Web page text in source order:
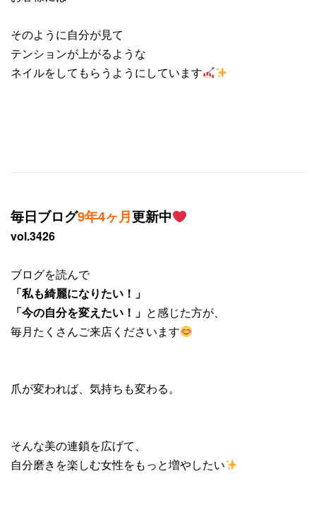
そのように自分が見て
テンションが上がるような
ネイルをしてもらうようにしています
毎日ブログ9年4ヶ月更新中
vol.3426
ブログを読んで
「私も綺麗になりたい！」
「今の自分を変えたい！」 と感じた方が、
毎月たくさんご来店くださいます
爪が変われば、気持ちも変わる。
そんな美の連鎖を広げて、
自分磨きを楽しむ女性をもっと増やしたい